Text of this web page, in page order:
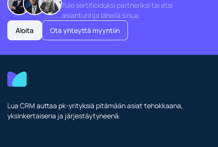
Tule sertifioiduksi partneriksi tai etsi
asiantuntija lähellä sinua.
Aloita
Ota yhteyttä myyntiin
Lua CRM auttaa pk-yrityksiä pitämään asiat tehokkaana,
yksinkertaisena ja järjestäytyneenä.